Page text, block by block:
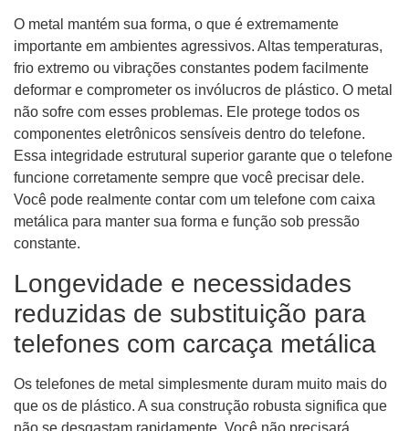
O metal mantém sua forma, o que é extremamente
importante em ambientes agressivos. Altas temperaturas,
frio extremo ou vibrações constantes podem facilmente
deformar e comprometer os invólucros de plástico. O metal
não sofre com esses problemas. Ele protege todos os
componentes eletrônicos sensíveis dentro do telefone.
Essa integridade estrutural superior garante que o telefone
funcione corretamente sempre que você precisar dele.
Você pode realmente contar com um telefone com caixa
metálica para manter sua forma e função sob pressão
constante.
Longevidade e necessidades
reduzidas de substituição para
telefones com carcaça metálica
Os telefones de metal simplesmente duram muito mais do
que os de plástico. A sua construção robusta significa que
não se desgastam rapidamente. Você não precisará